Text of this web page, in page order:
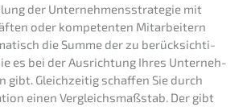
der Unter­neh­mens­stra­te­gie mit
oder kompe­ten­ten Mitar­bei­tern
die Summe der zu berück­sich­ti­
es bei der Ausrich­tung Ihres Unter­neh­
gibt. Gleich­zei­tig schaf­fen Sie durch
einen Vergleichs­maß­stab. Der gibt